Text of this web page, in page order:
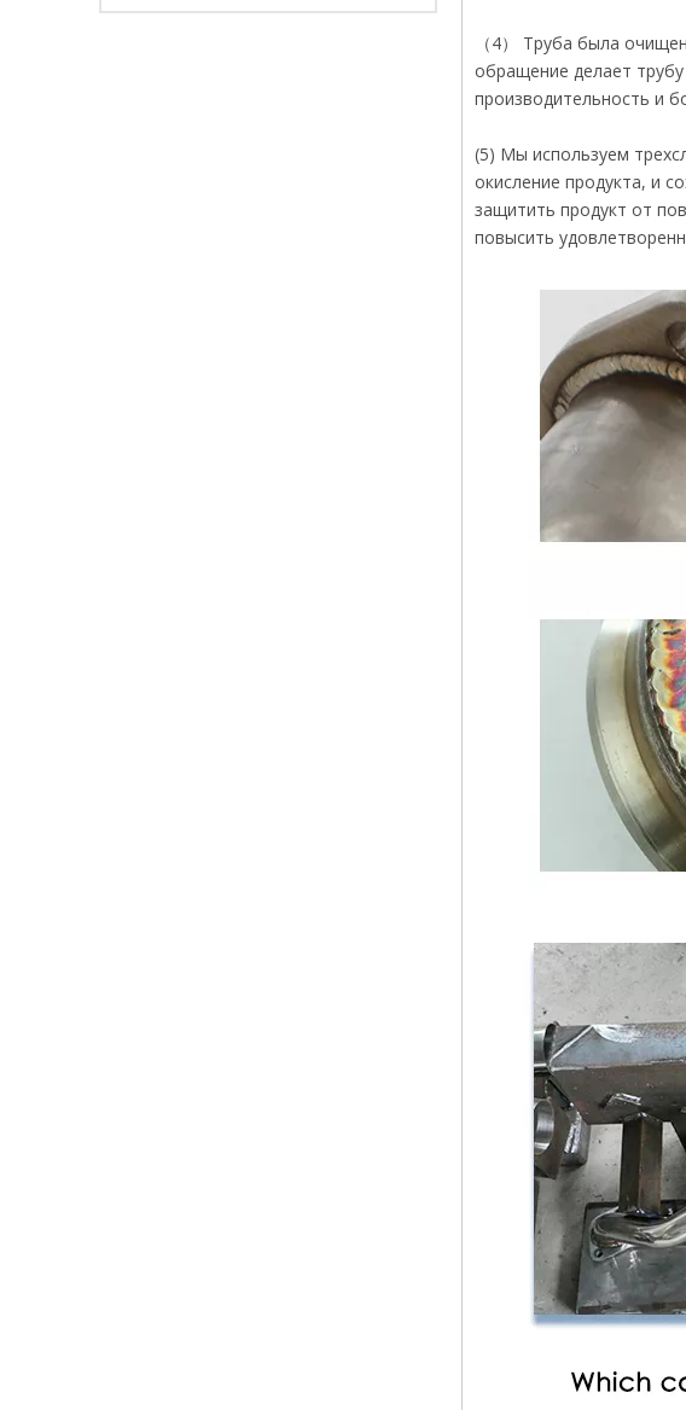
（4） Труба была
обращение делает
производительность и
(5) Мы используем
окисление продукта, и
защитить продукт от
повысить